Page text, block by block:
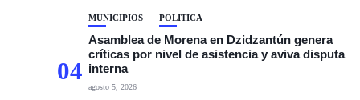
04
MUNICIPIOS POLÍTICA
Asamblea de Morena en Dzidzantún genera
críticas por nivel de asistencia y aviva disputa
interna
agosto 5, 2026